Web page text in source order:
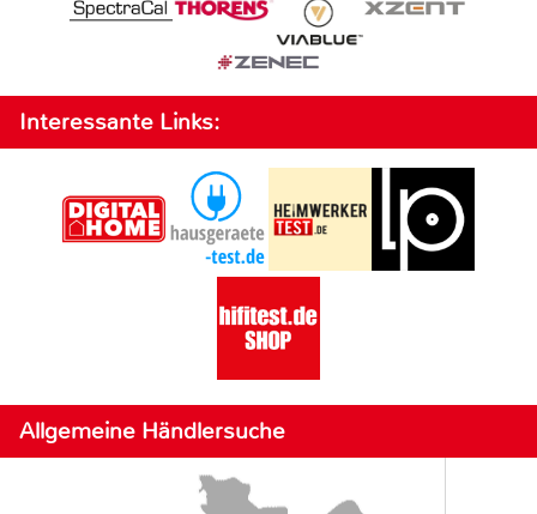
Interessante Links:
Allgemeine Händlersuche